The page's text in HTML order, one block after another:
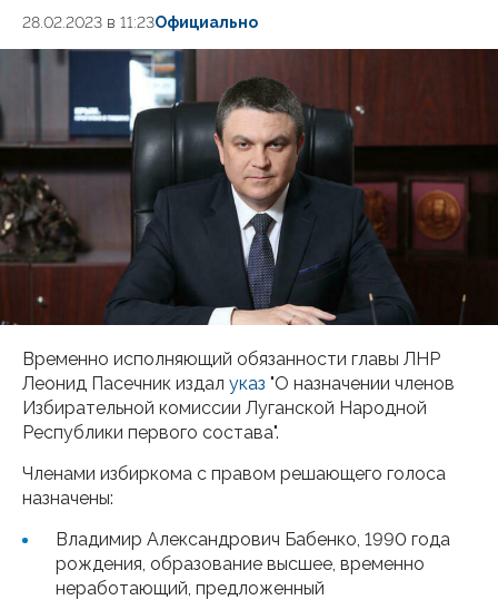
28.02.2023 в 11:23Официально
Временно исполняющий обязанности главы ЛНР
Леонид Пасечник издал указ "О назначении членов
Избирательной комиссии Луганской Народной
Республики первого состава".
Членами избиркома с правом решающего голоса
назначены:
Владимир Александрович Бабенко, 1990 года
рождения, образование высшее, временно
неработающий, предложенный